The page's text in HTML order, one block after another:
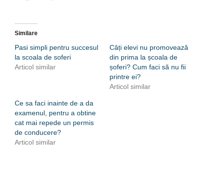
Similare
Pasi simpli pentru succesul
la scoala de soferi
Articol similar
Câți elevi nu promovează
din prima la școala de
șoferi? Cum faci să nu fii
printre ei?
Articol similar
Ce sa faci inainte de a da
examenul, pentru a obtine
cat mai repede un permis
de conducere?
Articol similar